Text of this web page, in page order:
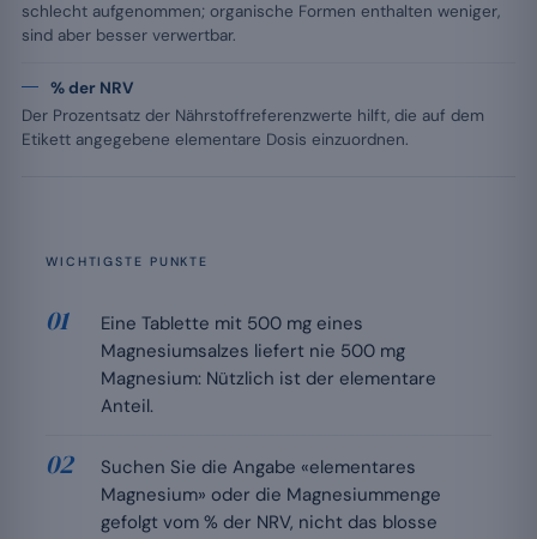
schlecht aufgenommen; organische Formen enthalten weniger,
sind aber besser verwertbar.
% der NRV
Der Prozentsatz der Nährstoffreferenzwerte hilft, die auf dem
Etikett angegebene elementare Dosis einzuordnen.
WICHTIGSTE PUNKTE
Eine Tablette mit 500 mg eines
Magnesiumsalzes liefert nie 500 mg
Magnesium: Nützlich ist der elementare
Anteil.
Suchen Sie die Angabe «elementares
Magnesium» oder die Magnesiummenge
gefolgt vom % der NRV, nicht das blosse